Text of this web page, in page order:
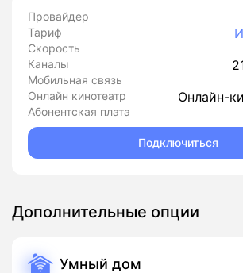
Провайдер
Тариф
Скорость
Каналы
Мобильная связь
Онлайн кинотеатр Онлайн-
Абонентская плата
Подключиться
Дополнительные опции
Умный дом